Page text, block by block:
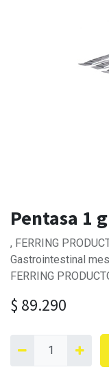
Pentasa 1
, FERRING
Gastrointestinal
FERRING
$ 89.290